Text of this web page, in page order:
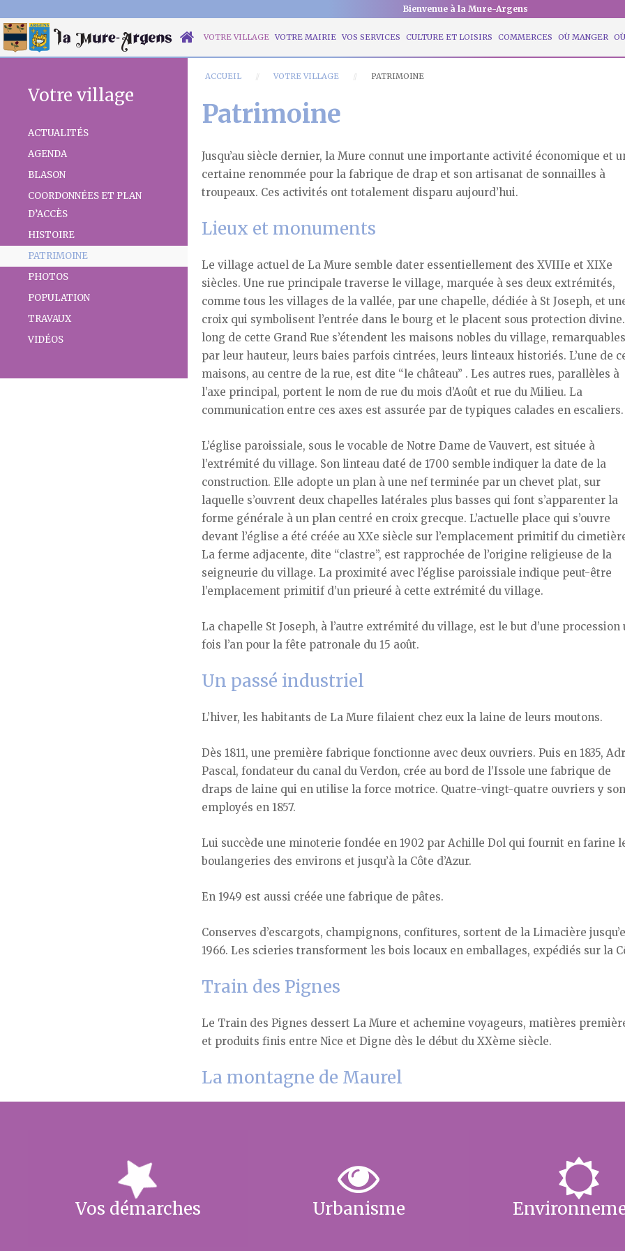
Bienvenue à la Mure-Argens
VOTRE VILLAGE VOTRE MAIRIE VOS SERVICES CULTURE ET LOISIRS COMMERCES OÙ MANGER
ACCUEIL VOTRE VILLAGE PATRIMOINE
Patrimoine
Jusqu’au siècle dernier, la Mure connut une importante activité économique et
certaine renommée pour la fabrique de drap et son artisanat de sonnailles à
troupeaux. Ces activités ont totalement disparu aujourd’hui.
Lieux et monuments
Le village actuel de La Mure semble dater essentiellement des XVIIIe et XIXe
siècles. Une rue principale traverse le village, marquée à ses deux extrémités,
comme tous les villages de la vallée, par une chapelle, dédiée à St Joseph, et
croix qui symbolisent l’entrée dans le bourg et le placent sous protection
long de cette Grand Rue s’étendent les maisons nobles du village, remarquables
par leur hauteur, leurs baies parfois cintrées, leurs linteaux historiés. L’une de
maisons, au centre de la rue, est dite “le château” . Les autres rues, parallèles à
l’axe principal, portent le nom de rue du mois d’Août et rue du Milieu. La
communication entre ces axes est assurée par de typiques calades en escaliers.
L’église paroissiale, sous le vocable de Notre Dame de Vauvert, est située à
l’extrémité du village. Son linteau daté de 1700 semble indiquer la date de la
construction. Elle adopte un plan à une nef terminée par un chevet plat, sur
laquelle s’ouvrent deux chapelles latérales plus basses qui font s’apparenter la
forme générale à un plan centré en croix grecque. L’actuelle place qui s’ouvre
devant l’église a été créée au XXe siècle sur l’emplacement primitif du
La ferme adjacente, dite “clastre”, est rapprochée de l’origine religieuse de la
seigneurie du village. La proximité avec l’église paroissiale indique peut-être
l’emplacement primitif d’un prieuré à cette extrémité du village.
La chapelle St Joseph, à l’autre extrémité du village, est le but d’une procession
fois l’an pour la fête patronale du 15 août.
Un passé industriel
L’hiver, les habitants de La Mure filaient chez eux la laine de leurs moutons.
Dès 1811, une première fabrique fonctionne avec deux ouvriers. Puis en 1835,
Pascal, fondateur du canal du Verdon, crée au bord de l’Issole une fabrique de
draps de laine qui en utilise la force motrice. Quatre-vingt-quatre ouvriers y
employés en 1857.
Lui succède une minoterie fondée en 1902 par Achille Dol qui fournit en farine
boulangeries des environs et jusqu’à la Côte d’Azur.
En 1949 est aussi créée une fabrique de pâtes.
Conserves d’escargots, champignons, confitures, sortent de la Limacière
1966. Les scieries transforment les bois locaux en emballages, expédiés sur la
Train des Pignes
Le Train des Pignes dessert La Mure et achemine voyageurs, matières
et produits finis entre Nice et Digne dès le début du XXème siècle.
La montagne de Maurel
Votre village
ACTUALITÉS
AGENDA
BLASON
COORDONNÉES ET PLAN
D’ACCÈS
HISTOIRE
PATRIMOINE
PHOTOS
POPULATION
TRAVAUX
VIDÉOS
Vos démarches Urbanisme